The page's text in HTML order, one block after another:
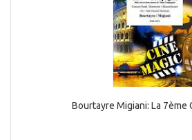
Bourtayre Migiani: La 7ème